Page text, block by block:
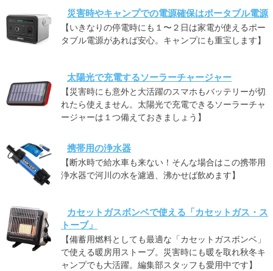
災害時やキャンプでの電源確保はポータブル電源
【いきなりの停電時にも１〜２日は家電が使えるポー
タブル電源があれば安心。キャンプにも重宝します】
太陽光で充電するソーラーチャージャー
【災害時にも意外と大活躍のスマホもバッテリーが切
れたら使えません。太陽光で充電できるソーラーチャ
ージャーは１つ備えておきましょう】
携帯用の浄水器
【断水時で給水車も来ない！そんな場合はこの携帯用
浄水器で河川の水を濾過、沸かせば飲めます】
カセットガスボンベで使える「カセットガス・ス
トーブ」
【備蓄用燃料としても最適な「カセットガスボンベ」
で使える暖房用ストーブ。災害時にも暖を取れ秋冬キ
ャンプでも大活躍。編集部スタッフも愛用中です】